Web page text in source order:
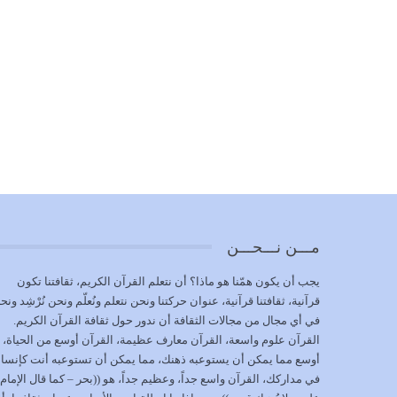
مـــن نـــحـــن
يجب أن يكون همّنا هو ماذا؟ أن نتعلم القرآن الكريم، ثقافتنا تكون
قرآنية، ثقافتنا قرآنية، عنوان حركتنا ونحن نتعلم ونُعلّم ونحن نُرْشِد
في أي مجال من مجالات الثقافة أن ندور حول ثقافة القرآن الكريم.
القرآن علوم واسعة، القرآن معارف عظيمة، القرآن أوسع من الحياة،
أوسع مما يمكن أن يستوعبه ذهنك، مما يمكن أن تستوعبه أنت
في مداركك، القرآن واسع جداً، وعظيم جداً، هو ((بحر – كما قال الإمام